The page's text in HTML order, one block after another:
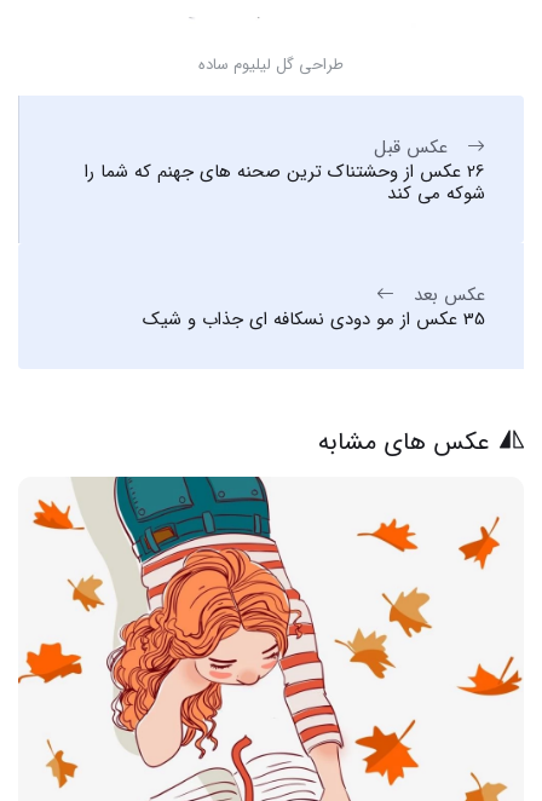
طراحی گل لیلیوم ساده
عکس قبل
26 عکس از وحشتناک ترین صحنه های جهنم که شما را
شوکه می کند
عکس بعد
35 عکس از مو دودی نسکافه ای جذاب و شیک
عکس های مشابه